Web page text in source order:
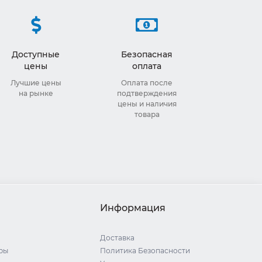
Доступные
цены
Лучшие цены
на рынке
Безопасная
оплата
Оплата после
подтверждения
цены и наличия
товара
Информация
Доставка
Политика Безопасности